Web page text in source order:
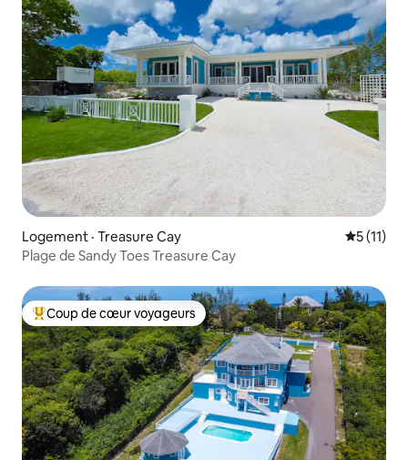
Logement · Treasure Cay Note
5 (11)
Plage de Sandy Toes Treasure Cay
Coup de cœur voyageurs parmi les plus aimés
Coup de cœur voyageurs